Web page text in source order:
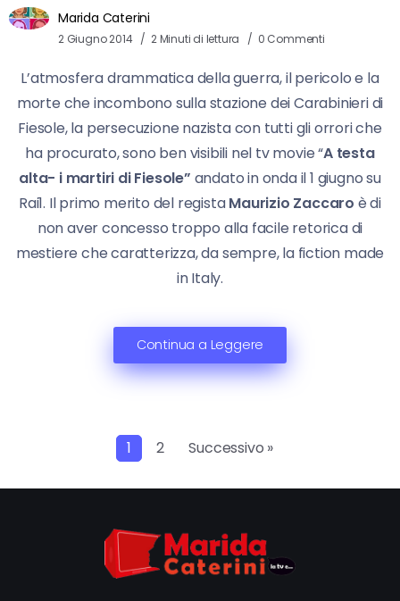
Marida Caterini
2 Giugno 2014 2 Minuti di lettura 0 Commenti
L’atmosfera drammatica della guerra, il pericolo e la
morte che incombono sulla stazione dei Carabinieri di
Fiesole, la persecuzione nazista con tutti gli orrori che
ha procurato, sono ben visibili nel tv movie “A testa
alta- i martiri di Fiesole” andato in onda il 1 giugno su
Rai1. Il primo merito del registaMaurizio Zaccaro è di
non aver concesso troppo alla facile retorica di
mestiere che caratterizza, da sempre, la fiction made
in Italy.
Continua a Leggere
1 2 Successivo »